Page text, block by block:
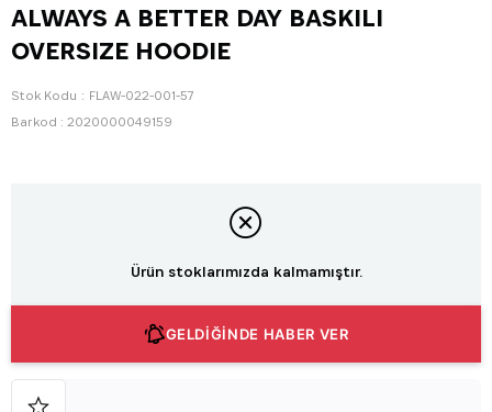
ALWAYS A BETTER DAY BASKILI
OVERSIZE HOODIE
Stok Kodu
FLAW-022-001-57
Barkod : 2020000049159
Ürün stoklarımızda kalmamıştır.
GELDİĞİNDE HABER VER